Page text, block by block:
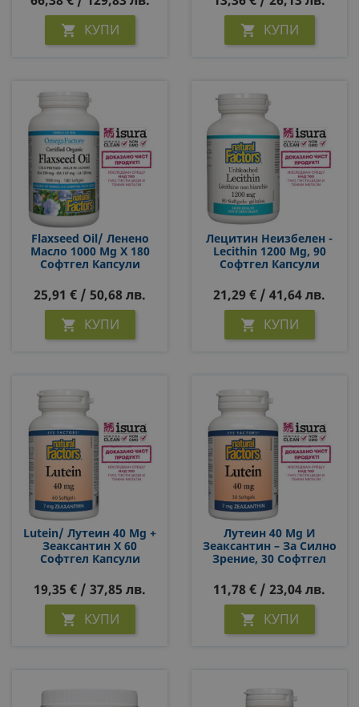
Софтгел Капсули (За
Двумесечен Прием)
 КУПИ
Евкалипт
 КУПИ
Flaxseed Oil/ Ленено
Масло 1000 Mg Х 180
Софтгел Капсули
25,91 € / 50,68 лв.
 КУПИ
Лецитин Неизбелен -
Lecithin 1200 Mg, 90
Софтгел Капсули
21,29 € / 41,64 лв.
 КУПИ
Lutein/ Лутеин 40 Mg +
Зеаксантин Х 60
Софтгел Капсули
19,35 € / 37,85 лв.
 КУПИ
Лутеин 40 Mg И
Зеаксантин – За Силно
Зрение, 30 Софтгел
11,78 € / 23,04 лв.
 КУПИ